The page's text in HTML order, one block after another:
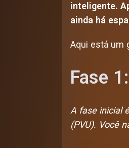
inteligente.
ainda há
Aqui está um
Fase
A fase inicial
(PVU). Você